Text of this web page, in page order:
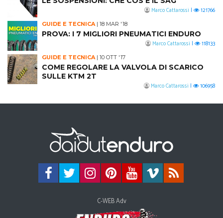
Marco Cattarossi | 121766
GUIDE E TECNICA| 18 MAR '18
PROVA: I 7 MIGLIORI PNEUMATICI ENDURO
Marco Cattarossi | 118133
GUIDE E TECNICA| 10 OTT '17
COME REGOLARE LA VALVOLA DI SCARICO
SULLE KTM 2T
Marco Cattarossi | 106958
C-WEB Adv